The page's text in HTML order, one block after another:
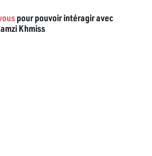
pour pouvoir intéragir avec
Khmiss